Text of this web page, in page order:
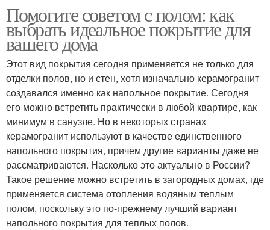
Помогите советом с полом: как
выбрать идеальное покрытие для
вашего дома
Этот вид покрытия сегодня применяется не только для
отделки полов, но и стен, хотя изначально керамогранит
создавался именно как напольное покрытие. Сегодня
его можно встретить практически в любой квартире, как
минимум в санузле. Но в некоторых странах
керамогранит используют в качестве единственного
напольного покрытия, причем другие варианты даже не
рассматриваются. Насколько это актуально в России?
Такое решение можно встретить в загородных домах, где
применяется система отопления водяным теплым
полом, поскольку это по-прежнему лучший вариант
напольного покрытия для теплых полов.